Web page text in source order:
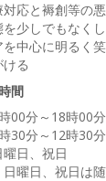
応と褥創等の
少しでもなく
中心に明るく
る
間
00分～18時00分
30分～12時30分
日、祝日
曜日、祝日は